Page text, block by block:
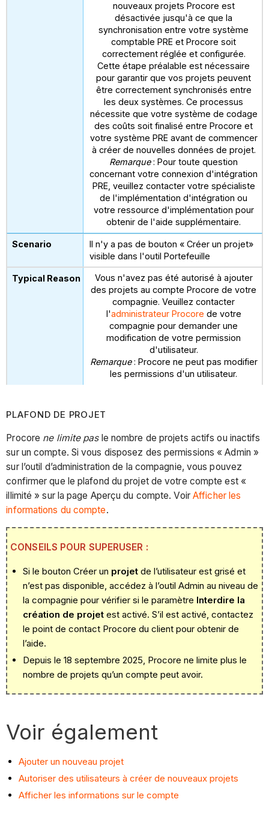
nouveaux projets Procore est
désactivée jusqu'à ce que la
synchronisation entre votre système
comptable PRE et Procore soit
correctement réglée et configurée.
Cette étape préalable est nécessaire
pour garantir que vos projets peuvent
être correctement synchronisés entre
les deux systèmes. Ce processus
nécessite que votre système de codage
des coûts soit finalisé entre Procore et
votre système PRE avant de commencer
à créer de nouvelles données de projet.
Remarque: Pour toute question
concernant votre connexion d'intégration
PRE, veuillez contacter votre spécialiste
de l'implémentation d'intégration ou
votre ressource d'implémentation pour
obtenir de l'aide supplémentaire.
Il n'y a pas de bouton « Créer un projet»
visible dans l'outil Portefeuille
Vous n'avez pas été autorisé à ajouter
des projets au compte Procore de votre
compagnie. Veuillez contacter
l'administrateur Procore de votre
compagnie pour demander une
modification de votre permission
d'utilisateur.
Remarque: Procore ne peut pas modifier
les permissions d'un utilisateur.
PLAFOND DE PROJET
Procore ne limite pasle nombre de projets actifs ou inactifs
sur un compte. Si vous disposez des permissions « Admin »
sur l’outil d’administration de la compagnie, vous pouvez
confirmer que le plafond du projet de votre compte est «
illimité » sur la page Aperçu du compte. Voir Afficher les
informations du compte.
CONSEILS POUR SUPERUSER :
Si le bouton Créer un projet de l’utilisateur est grisé et
n’est pas disponible, accédez à l’outil Admin au niveau de
la compagnie pour vérifier si le paramètre Interdire la
création de projet est activé. S’il est activé, contactez
le point de contact Procore du client pour obtenir de
l’aide.
Depuis le 18 septembre 2025, Procore ne limite plus le
nombre de projets qu’un compte peut avoir.
Voir également
Ajouter un nouveau projet
Autoriser des utilisateurs à créer de nouveaux projets
Afficher les informations sur le compte